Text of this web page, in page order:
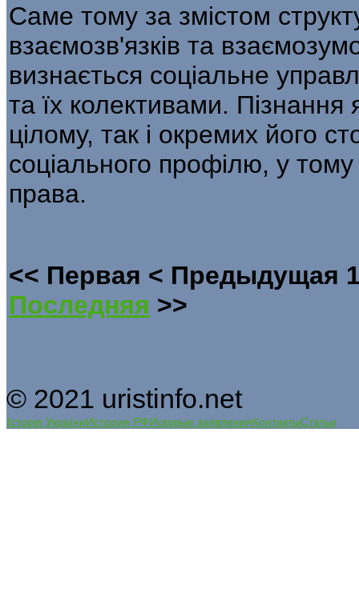
Саме тому за змістом
взаємо­зв'язків та
визнається соціальне
та їх колективами. Пізнання
цілому, так і окремих його
соціального профілю, у тому
права.
<< Первая < Предыдущая
Последняя >>
© 2021 uristinfo.net
Історія УкраїниИстория РФИсковые заявленияКонтактыСтатьи